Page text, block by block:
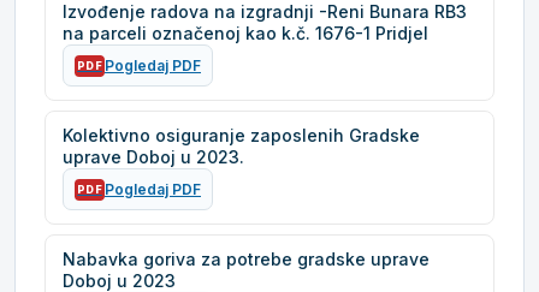
Izvođenje radova na izgradnji -Reni Bunara RB3
na parceli označenoj kao k.č. 1676-1 Pridjel
PDF Pogledaj PDF
Kolektivno osiguranje zaposlenih Gradske
uprave Doboj u 2023.
PDF Pogledaj PDF
Nabavka goriva za potrebe gradske uprave
Doboj u 2023